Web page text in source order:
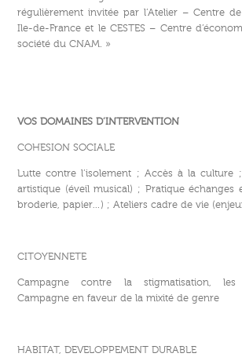
régulièrement invitée par l’Atelier – Centre
Ile-de-France et le CESTES – Centre
société du CNAM. »
VOS DOMAINES D’INTERVENTION
COHESION SOCIALE
Lutte contre l’isolement ; Accès à la culture
artistique (éveil musical) ; Pratique échanges
broderie, papier…) ; Ateliers cadre de vie
CITOYENNETE
Campagne contre la stigmatisation,
Campagne en faveur de la mixité de genre
HABITAT, DEVELOPPEMENT DURABLE